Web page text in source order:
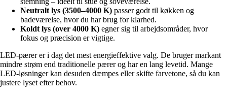
Neutralt lys (3500–4000 K) passer godt til køkken og
badeværelse, hvor du har brug for klarhed.
Koldt lys (over 4000 K) egner sig til arbejdsområder, hvor
fokus og præcision er vigtige.
LED-pærer er i dag det mest energieffektive valg. De bruger markant
mindre strøm end traditionelle pærer og har en lang levetid. Mange
LED-løsninger kan desuden dæmpes eller skifte farvetone, så du kan
justere lyset efter behov.